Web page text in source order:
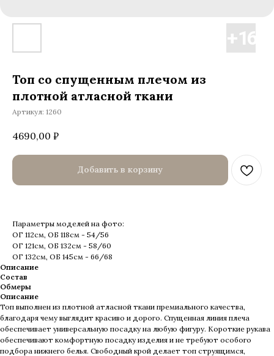
Топ со спущенным плечом из
плотной атласной ткани
Артикул: 1260
4690,00 ₽
Добавить в корзину
Параметры моделей на фото:
ОГ 112см, ОБ 118см - 54/56
ОГ 121см, ОБ 132см - 58/60
ОГ 132см, ОБ 145см - 66/68
Описание
Состав
Обмеры
Описание
Топ выполнен из плотной атласной ткани премиального качества,
благодаря чему выглядит красиво и дорого. Спущенная линия плеча
обеспечивает универсальную посадку на любую фигуру. Короткие рукава
обеспечивают комфортную посадку изделия и не требуют особого
подбора нижнего белья. Свободный крой делает топ струящимся,